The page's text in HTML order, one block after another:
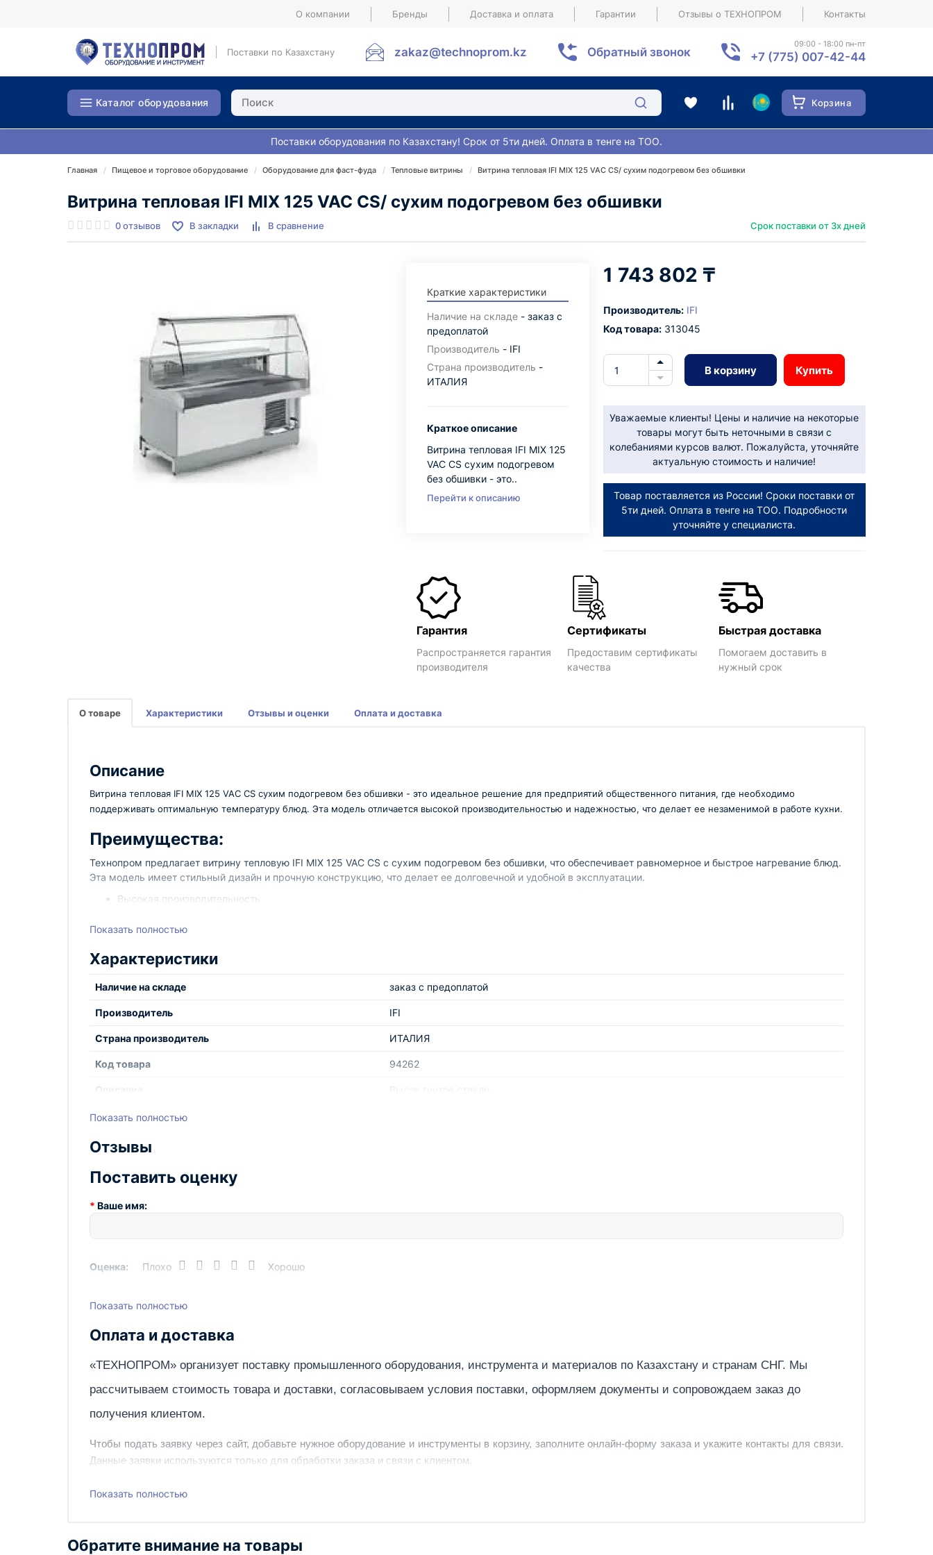
О компании Бренды Доставка и оплата Гарантии Отзывы о ТЕХНОПРОМ Контакты
Поставки по Казахстану zakaz@technoprom.kz Обратный звонок
09:00 - 18:00 пн-пт
+7 (775) 007-42-44
Каталог оборудования Корзина
Поставки оборудования по Казахстану! Срок от 5ти дней. Оплата в тенге на ТОО.
Главная Пищевое и торговое оборудование Оборудование для фаст-фуда Тепловые витрины Витрина тепловая IFI MIX 125 VAC CS/ сухим подогревом без обшивки
Витрина тепловая IFI MIX 125 VAC CS/ сухим подогревом без обшивки
0 отзывов В закладки В сравнение Срок поставки от 3х дней
Краткие характеристики
Наличие на складе- заказ с
предоплатой
Производитель - IFI
Страна производитель -
ИТАЛИЯ
Краткое описание
Витрина тепловая IFI MIX 125
VAC CS сухим подогревом
без обшивки - это..
Перейти к описанию
1 743 802 ₸
Производитель: IFI
Код товара:313045
В корзину Купить
Уважаемые клиенты! Цены и наличие на некоторые
товары могут быть неточными в связи с
колебаниями курсов валют. Пожалуйста, уточняйте
актуальную стоимость и наличие!
Товар поставляется из России! Сроки поставки от
5ти дней. Оплата в тенге на ТОО. Подробности
уточняйте у специалиста.
Гарантия
Распространяется гарантия
производителя
Сертификаты
Предоставим сертификаты
качества
Быстрая доставка
Помогаем доставить в
нужный срок
О товаре Характеристики Отзывы и оценки Оплата и доставка
Описание
Витрина тепловая IFI MIX 125 VAC CS сухим подогревом без обшивки - это идеальное решение для предприятий общественного питания, где необходимо
поддерживать оптимальную температуру блюд. Эта модель отличается высокой производительностью и надежностью, что делает ее незаменимой в работе кухни.
Преимущества:
Технопром предлагает витрину тепловую IFI MIX 125 VAC CS с сухим подогревом без обшивки, что обеспечивает равномерное и быстрое нагревание блюд.
Эта модель имеет стильный дизайн и прочную конструкцию, что делает ее долговечной и удобной в эксплуатации.
Высокая производительность
Равномерное нагревание блюд
Простота в эксплуатации
Показать полностью
Характеристики
Наличие на складе заказ с предоплатой
Производитель IFI
Страна производитель ИТАЛИЯ
Код товара 94262
Описание Высок.гнутое стекло
Тип
Показать полностью
Отзывы
Поставить оценку
Ваше имя:
Оценка: Плохо Хорошо
Написать отзыв
Показать полностью
Оплата и доставка
«ТЕХНОПРОМ» организует поставку промышленного оборудования, инструмента и материалов по Казахстану и странам СНГ. Мы
рассчитываем стоимость товара и доставки, согласовываем условия поставки, оформляем документы и сопровождаем заказ до
получения клиентом.
Чтобы подать заявку через сайт, добавьте нужное оборудование и инструменты в корзину, заполните онлайн-форму заказа и укажите контакты для связи.
Данные заявки используются только для обработки заказа и связи с клиентом.
Наш сотрудник свяжется с вами, чтобы подтвердить заявку, уточнить детали, рассчитать стоимость поставки и предложить удобный вариант доставки.
Показать полностью
Обратите внимание на товары